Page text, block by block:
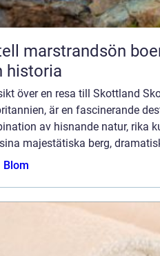
boende bland klippor, hav
historia
över en resa till Skottland
är en fascinerande
av hisnande natur, rika
majestätiska berg,
Blom